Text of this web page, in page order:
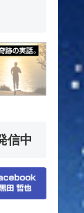
信中